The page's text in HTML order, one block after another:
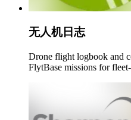
无人机日志
Drone flight logbook and
FlytBase missions for